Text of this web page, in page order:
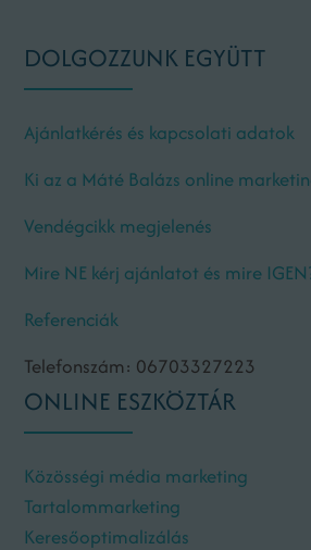
DOLGOZZUNK EGYÜTT
Ajánlatkérés és kapcsolati adatok
Ki az a Máté Balázs online
Vendégcikk megjelenés
Mire NE kérj ajánlatot és mire
Referenciák
Telefonszám: 06703327223
ONLINE ESZKÖZTÁR
Közösségi média marketing
Tartalommarketing
Keresőoptimalizálás